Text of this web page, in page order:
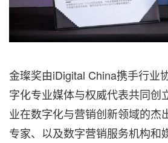
金璨奖由iDigital China携手行业
字化专业媒体与权威代表共同创
业在数字化与营销创新领域的杰
专家、以及数字营销服务机构和